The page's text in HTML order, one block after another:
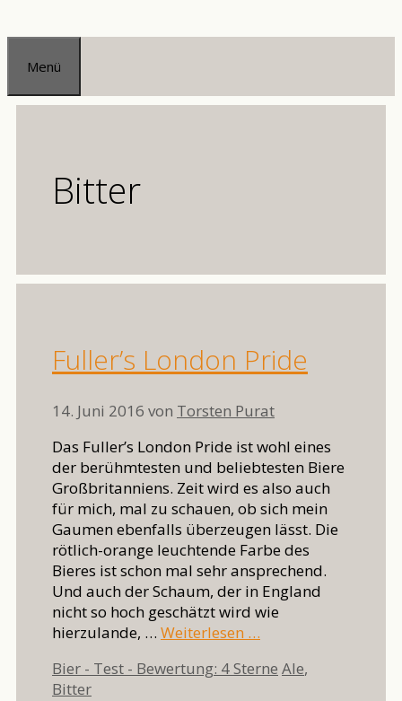
Zum
Inhalt
springen
Menü
Bitter
Fuller’s London Pride
14. Juni 2016 von Torsten Purat
Das Fuller’s London Pride ist wohl eines
der berühmtesten und beliebtesten Biere
Großbritanniens. Zeit wird es also auch
für mich, mal zu schauen, ob sich mein
Gaumen ebenfalls überzeugen lässt. Die
rötlich-orange leuchtende Farbe des
Bieres ist schon mal sehr ansprechend.
Und auch der Schaum, der in England
nicht so hoch geschätzt wird wie
hierzulande, … Weiterlesen …
Kategorien
Bier - Test - Bewertung: 4 Sterne Schlagwörter
Ale,
Bitter